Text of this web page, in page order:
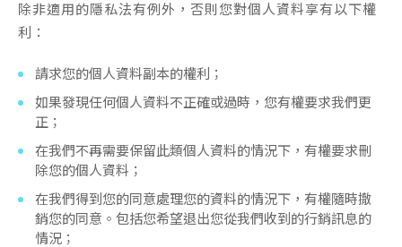
除非適用的隱私法有例外，否則您對個人資料享有以下權
利：
請求您的個人資料副本的權利；
如果發現任何個人資料不正確或過時，您有權要求我們更
正；
在我們不再需要保留此類個人資料的情況下，有權要求刪
除您的個人資料；
在我們得到您的同意處理您的資料的情況下，有權隨時撤
銷您的同意。包括您希望退出您從我們收到的行銷訊息的
情況；